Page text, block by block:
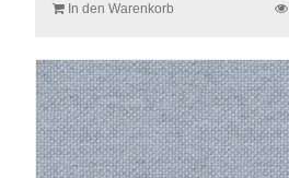
In den Warenkorb